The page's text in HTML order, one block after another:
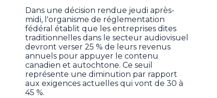
Dans une décision rendue jeudi après-
midi, l'organisme de réglementation
fédéral établit que les entreprises dites
traditionnelles dans le secteur audiovisuel
devront verser 25 % de leurs revenus
annuels pour appuyer le contenu
canadien et autochtone. Ce seuil
représente une diminution par rapport
aux exigences actuelles qui vont de 30 à
45 %.